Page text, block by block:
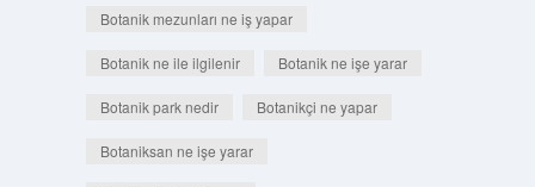
Botanik mezunları ne iş yapar
Botanik ne ile ilgilenir Botanik ne işe yarar
Botanik park nedir Botanikçi ne yapar
Botaniksan ne işe yarar